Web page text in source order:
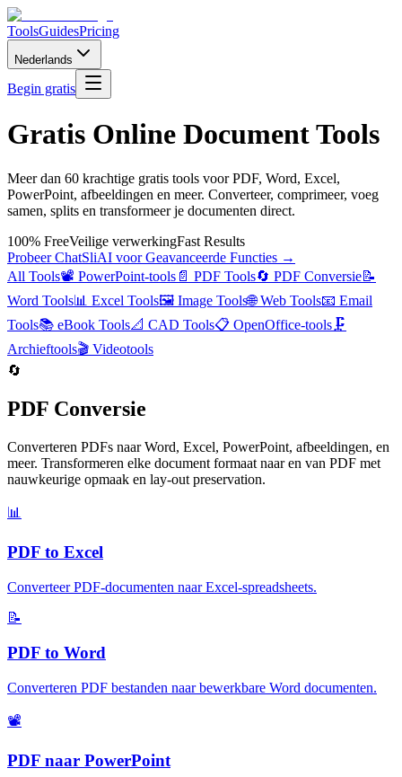
ToolsGuidesPricing
Nederlands
Begin gratis
Gratis Online Document Tools
Meer dan 60 krachtige gratis tools voor PDF, Word, Excel,
PowerPoint, afbeeldingen en meer. Converteer, comprimeer, voeg
samen, splits en transformeer je documenten direct.
100% FreeVeilige verwerkingFast Results
Probeer ChatSliAI voor Geavanceerde Functies →
All Tools📽️ PowerPoint-tools 📄 PDF Tools🔄 PDF Conversie📝
Word Tools📊 Excel Tools🖼️ Image Tools🌐 Web Tools📧 Email
Tools📚 eBook Tools📐 CAD Tools📋 OpenOffice-tools🗜️
Archieftools🎬 Videotools
🔄
PDF Conversie
Converteren PDFs naar Word, Excel, PowerPoint, afbeeldingen, en
meer. Transformeren elke document formaat naar en van PDF met
nauwkeurige opmaak en lay-out preservation.
📊
PDF to Excel
Converteer PDF-documenten naar Excel-spreadsheets.
📝
PDF to Word
Converteren PDF bestanden naar bewerkbare Word documenten.
📽️
PDF naar PowerPoint